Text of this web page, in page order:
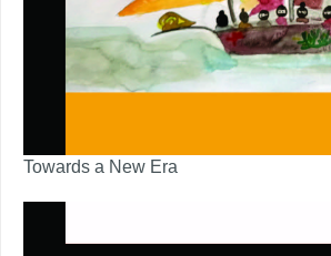
Towards a New Era